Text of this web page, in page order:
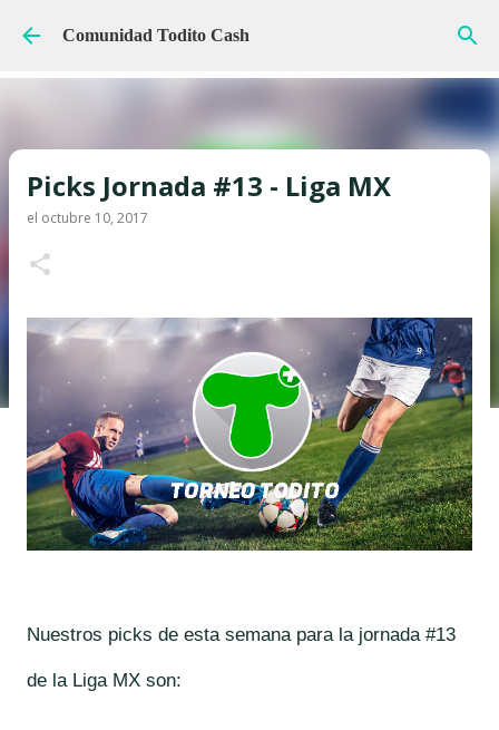
Ir al contenido principal
Comunidad Todito Cash
Picks Jornada #13 - Liga MX
el octubre 10, 2017
Nuestros picks de esta semana para la jornada #13
de la Liga MX son: